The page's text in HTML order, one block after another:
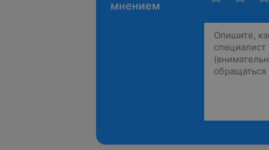
мнением